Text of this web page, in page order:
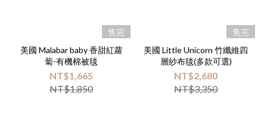
售完
美國 Malabar baby 香甜紅蘿
蔔-有機棉被毯
NT$1,665
NT$1,850
售完
美國 Little Unicorn 竹纖維四
層紗布毯(多款可選)
NT$2,680
NT$3,350